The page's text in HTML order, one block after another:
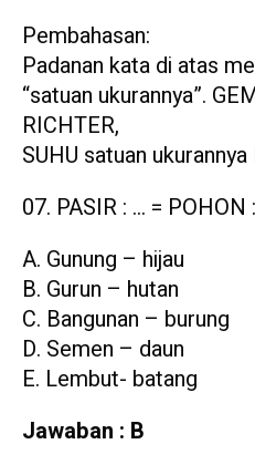
Pembahasan:
Padanan kata di atas
“satuan ukurannya”.
RICHTER,
SUHU satuan
PASIR : … = POHON :
A. Gunung – hijau
B. Gurun – hutan
C. Bangunan – burung
D. Semen – daun
E. Lembut- batang
Jawaban : B